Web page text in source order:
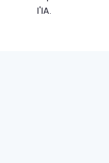
l'IA.